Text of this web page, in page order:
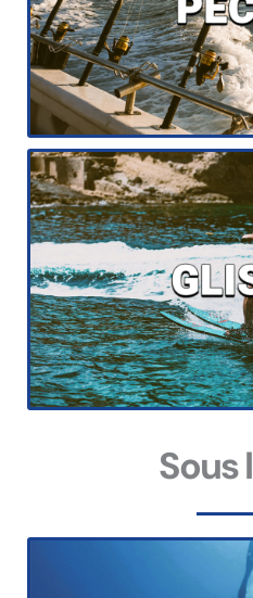
Sous